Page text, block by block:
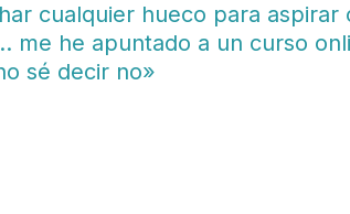
cualquier hueco para aspirar
me he apuntado a un curso
sé decir no»